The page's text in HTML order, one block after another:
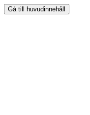
Gå till huvudinnehåll